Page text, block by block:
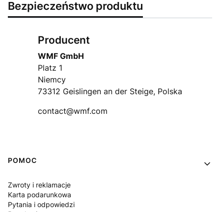
Bezpieczeństwo produktu
Producent
WMF GmbH
Platz 1
Niemcy
73312 Geislingen an der Steige, Polska
contact@wmf.com
Linki w stopce
POMOC
Zwroty i reklamacje
Karta podarunkowa
Pytania i odpowiedzi